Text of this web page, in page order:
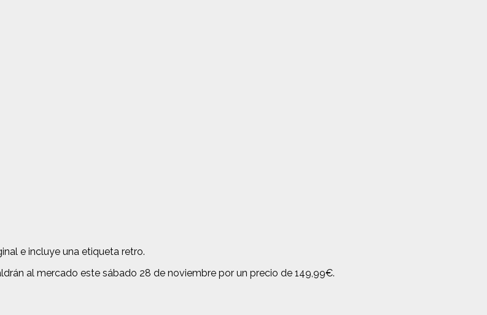
e incluye una etiqueta retro.
al mercado este sábado 28 de noviembre por un precio de 149,99€.